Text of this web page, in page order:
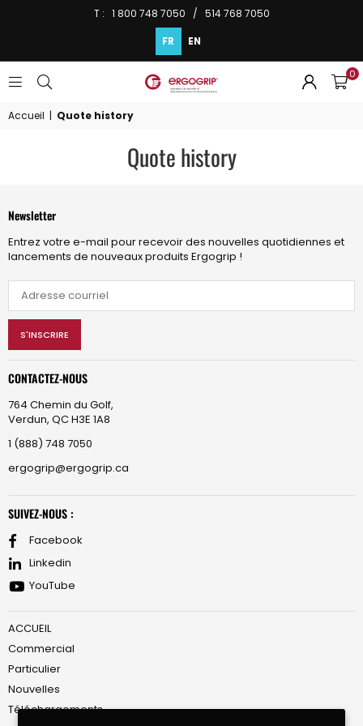
T : 1 800 748 7050 / 514 768 7050
FR EN
ERGOGRIP
0
Accueil | Quote history
Quote history
Newsletter
Entrez votre e-mail pour recevoir des nouvelles quotidiennes et
lancements de nouveaux produits Ergogrip !
S'INSCRIRE
CONTACTEZ-NOUS
764 Chemin du Golf,
Verdun, QC H3E 1A8
1 (888) 748 7050
ergogrip@ergogrip.ca
SUIVEZ-NOUS :
Facebook
Linkedin
YouTube
ACCUEIL
Commercial
Particulier
Nouvelles
Téléchargements